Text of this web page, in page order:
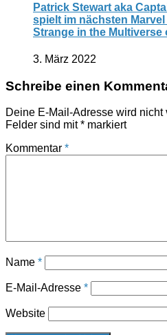
Patrick Stewart aka
spielt im nächsten
Strange in the Multiverse
3. März 2022
Schreibe einen
Deine E-Mail-Adresse wird nicht
Felder sind mit* markiert
Kommentar *
Name *
E-Mail-Adresse *
Website